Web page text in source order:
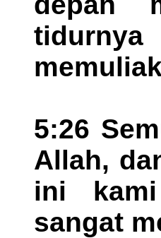
5:26
Allah,
ini
sangat